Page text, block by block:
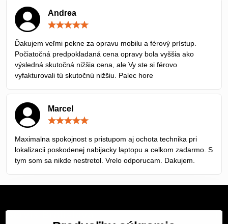
Andrea
5
Ďakujem veľmi pekne za opravu mobilu a férový prístup.
Počiatočná predpokladaná cena opravy bola vyššia ako
výsledná skutočná nižšia cena, ale Vy ste si férovo
vyfakturovali tú skutočnú nižšiu. Palec hore
Marcel
5
Maximalna spokojnost s pristupom aj ochota technika pri
lokalizacii poskodenej nabijacky laptopu a celkom zadarmo. S
tym som sa nikde nestretol. Vrelo odporucam. Dakujem.
Servis Bratislava